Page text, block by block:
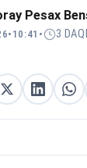
Pesax
• 10:41 • 3
Facebook
La wadaag X
La wadaag
La